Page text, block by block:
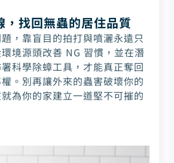
，找回無蟲的居住品質
，靠盲目的拍打與噴灑永遠只
境源頭改善 NG 習慣，並在潛
科學除蟑工具，才能真正奪回
。別再讓外來的蟲害破壞你的
為你的家建立一道堅不可摧的